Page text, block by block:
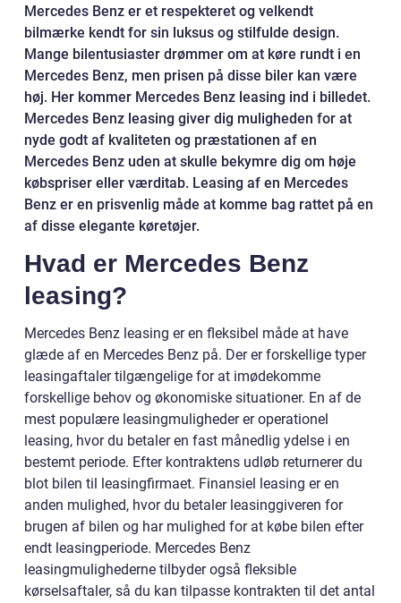
Mercedes Benz er et respekteret og velkendt
bilmærke kendt for sin luksus og stilfulde design.
Mange bilentusiaster drømmer om at køre rundt i en
Mercedes Benz, men prisen på disse biler kan være
høj. Her kommer Mercedes Benz leasing ind i billedet.
Mercedes Benz leasing giver dig muligheden for at
nyde godt af kvaliteten og præstationen af en
Mercedes Benz uden at skulle bekymre dig om høje
købspriser eller værditab. Leasing af en Mercedes
Benz er en prisvenlig måde at komme bag rattet på en
af disse elegante køretøjer.
Hvad er Mercedes Benz
leasing?
Mercedes Benz leasing er en fleksibel måde at have
glæde af en Mercedes Benz på. Der er forskellige typer
leasingaftaler tilgængelige for at imødekomme
forskellige behov og økonomiske situationer. En af de
mest populære leasingmuligheder er operationel
leasing, hvor du betaler en fast månedlig ydelse i en
bestemt periode. Efter kontraktens udløb returnerer du
blot bilen til leasingfirmaet. Finansiel leasing er en
anden mulighed, hvor du betaler leasinggiveren for
brugen af bilen og har mulighed for at købe bilen efter
endt leasingperiode. Mercedes Benz
leasingmulighederne tilbyder også fleksible
kørselsaftaler, så du kan tilpasse kontrakten til det antal